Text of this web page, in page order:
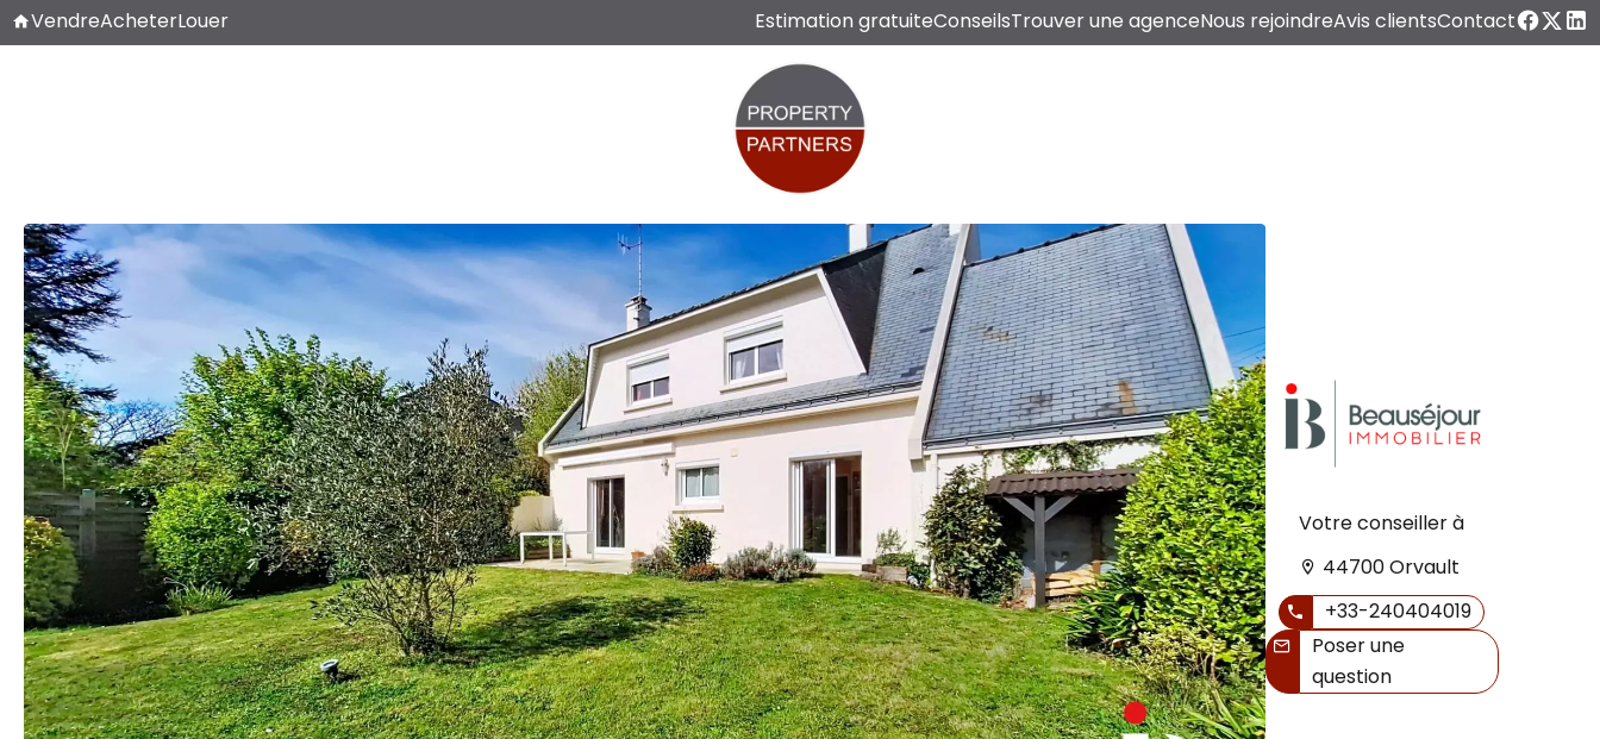
VendreAcheterLouer Estimation gratuiteConseilsTrouver une agenceNous rejoindreAvis clientsContact
Votre conseiller à
44700 Orvault
+33-240404019
Poser une
question